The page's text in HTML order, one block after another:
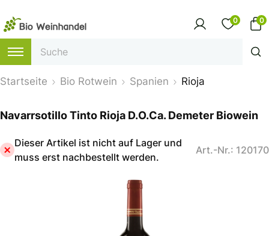
0 0
Startseite Bio Rotwein Spanien Rioja
Navarrsotillo Tinto Rioja D.O.Ca. Demeter Biowein
Dieser Artikel ist nicht auf Lager und
muss erst nachbestellt werden.
Art.-Nr.: 120170